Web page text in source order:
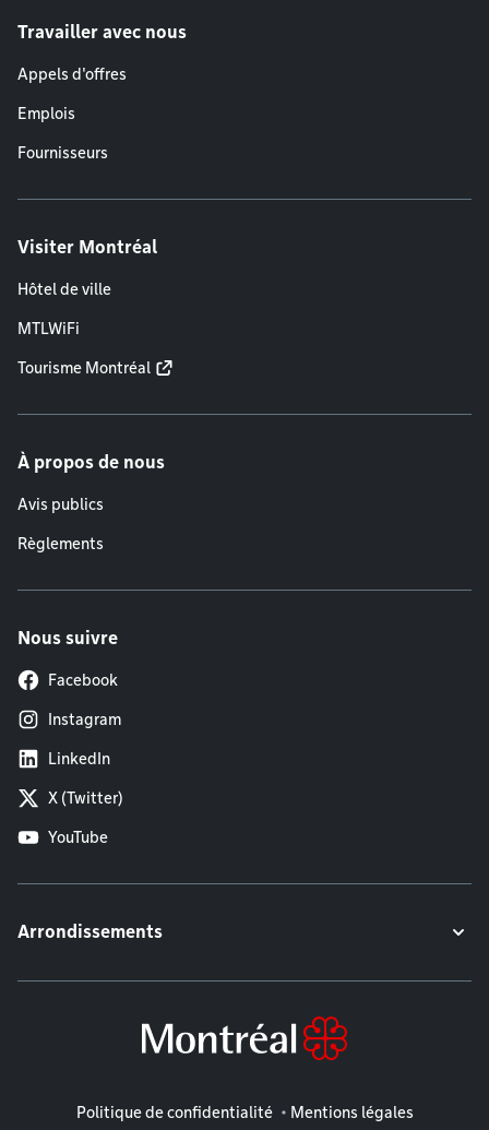
Travailler avec nous
Appels d'offres
Emplois
Fournisseurs
Visiter Montréal
Hôtel de ville
MTLWiFi
Tourisme Montréal
À propos de nous
Avis publics
Règlements
Nous suivre
Facebook
Instagram
LinkedIn
X (Twitter)
YouTube
Arrondissements
Mentions légales
Politique de confidentialité Mentions légales